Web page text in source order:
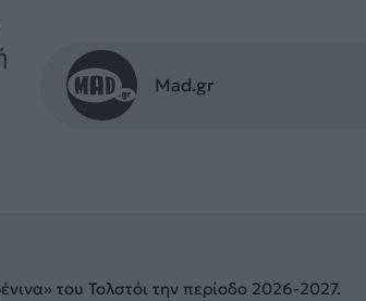
Mad.gr
του Τολστόι την περίοδο 2026-2027.